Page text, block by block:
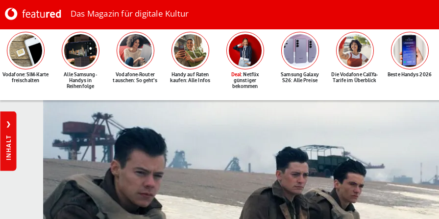
Das Magazin für digitale Kultur
Vodafone: SIM-Karte
freischalten
Alle Samsung-
Handys in
Reihenfolge
Vodafone-Router
tauschen: So geht's
Handy auf Raten
kaufen: Alle Infos
Deal: Netflix
günstiger
bekommen
Samsung Galaxy
S26: Alle Preise
Die Vodafone CallYa-
Tarife im Überblick
Beste Handys 2026
INHALT